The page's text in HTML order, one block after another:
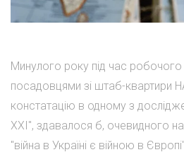
Минулого року під час робочого
посадовцями зі штаб-квартири
констатацію в одному з
ХХІ", здавалося б, очевидного
"війна в Україні є війною в